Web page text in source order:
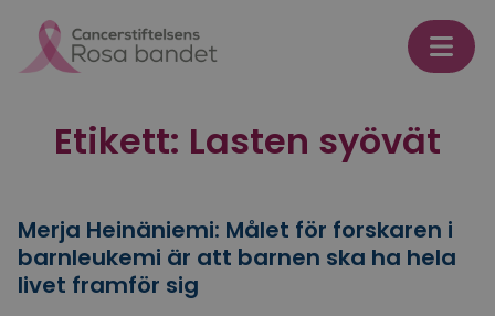
Etikett: Lasten syövät
Merja Heinäniemi: Målet för forskaren i
barnleukemi är att barnen ska ha hela
livet framför sig